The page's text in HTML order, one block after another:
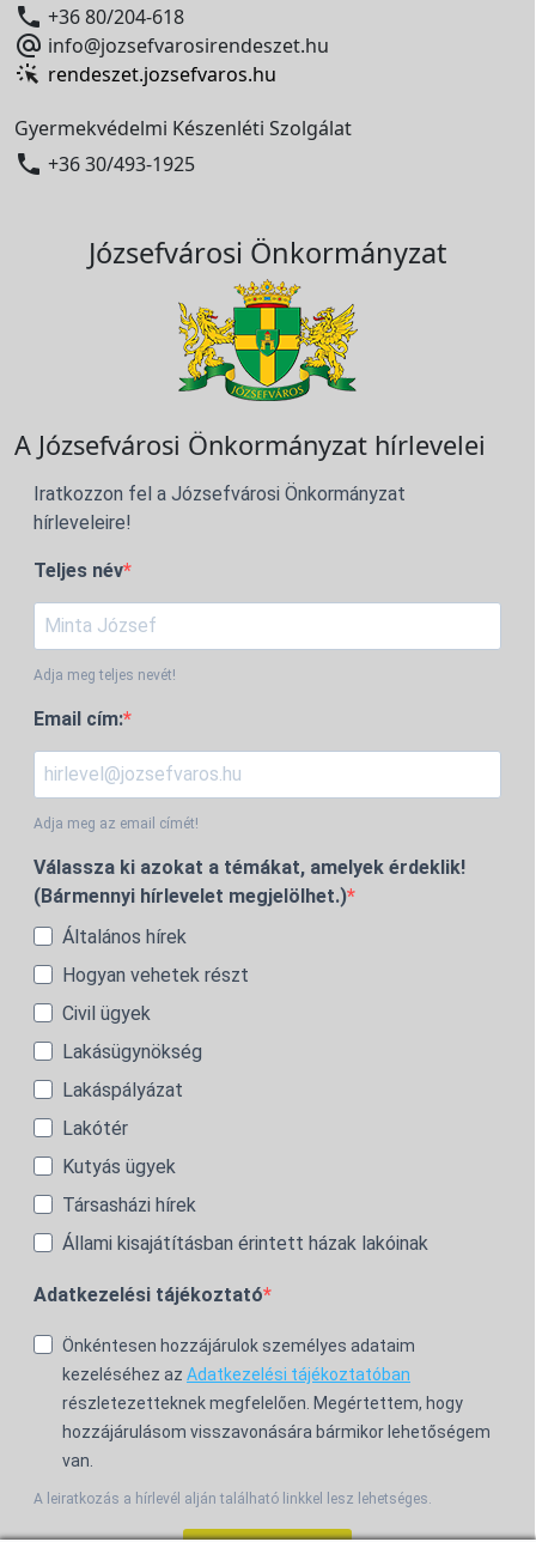
 +36 80/204-618
 info@jozsefvarosirendeszet.hu
rendeszet.jozsefvaros.hu
Gyermekvédelmi Készenléti Szolgálat
 +36 30/493-1925
Józsefvárosi Önkormányzat
A Józsefvárosi Önkormányzat hírlevelei
Iratkozzon fel a Józsefvárosi Önkormányzat
hírleveleire!
Teljes név
Adja meg teljes nevét!
Email cím:
Adja meg az email címét!
Válassza ki azokat a témákat, amelyek érdeklik!
(Bármennyi hírlevelet megjelölhet.)
Általános hírek
Hogyan vehetek részt
Civil ügyek
Lakásügynökség
Lakáspályázat
Lakótér
Kutyás ügyek
Társasházi hírek
Állami kisajátításban érintett házak lakóinak
Adatkezelési tájékoztató
Önkéntesen hozzájárulok személyes adataim
kezeléséhez az Adatkezelési tájékoztatóban
részletezetteknek megfelelően. Megértettem, hogy
hozzájárulásom visszavonására bármikor lehetőségem
van.
A leiratkozás a hírlevél alján található linkkel lesz lehetséges.